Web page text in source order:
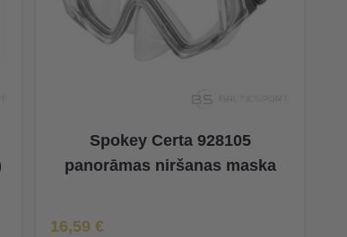
Spokey Certa 928105
panorāmas niršanas maska
Īpaša Cena
16,59 €